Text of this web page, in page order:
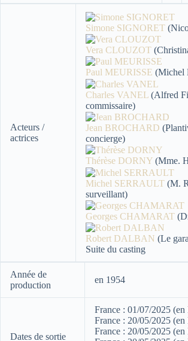
Acteurs /
actrices
Simone SIGNORET
Vera CLOUZOT
Paul MEURISSE (Michel
Charles VANEL (Alfred
commissaire)
Jean BROCHARD
concierge)
Thérèse DORNY (Mme.
Michel SERRAULT (M.
surveillant)
Georges CHAMARAT
Robert DALBAN (Le
Suite du casting
Année de
production
en 1954
Dates de sortie
France : 01/07/2025
France : 20/05/2025
France : 20/05/2025